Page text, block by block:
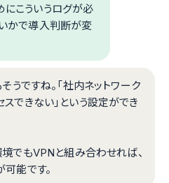
こういうログが必
かで導入判断が変
うですね。「社内ネットワーク
できない」という設定ができ
境でもVPNと組み合わせれば、
能です。